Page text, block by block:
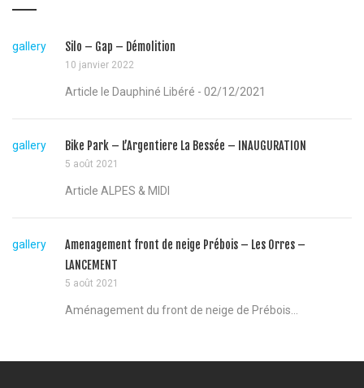
gallery Silo – Gap – Démolition
10 janvier 2022
Article le Dauphiné Libéré - 02/12/2021
gallery Bike Park – L’Argentiere La Bessée – INAUGURATION
5 août 2021
Article ALPES & MIDI
gallery
Amenagement front de neige Prébois – Les Orres –
LANCEMENT
5 août 2021
Aménagement du front de neige de Prébois...